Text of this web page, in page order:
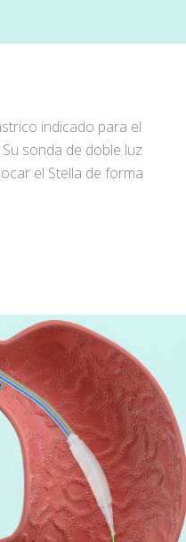
indicado para el
sonda de doble luz
el Stella de forma